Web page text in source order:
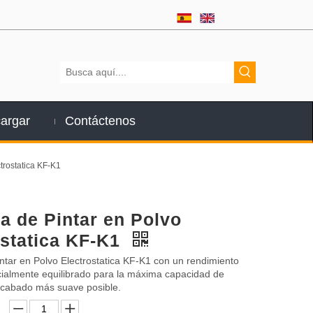
Contáctenos
KF-K1
de Pintar en Polvo
KF-K1
en Polvo Electrostatica KF-K1 con un rendimiento
equilibrado para la máxima capacidad de
más suave posible.